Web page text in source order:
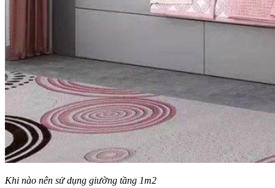
Khi nào nên sử dụng giường tầng 1m2